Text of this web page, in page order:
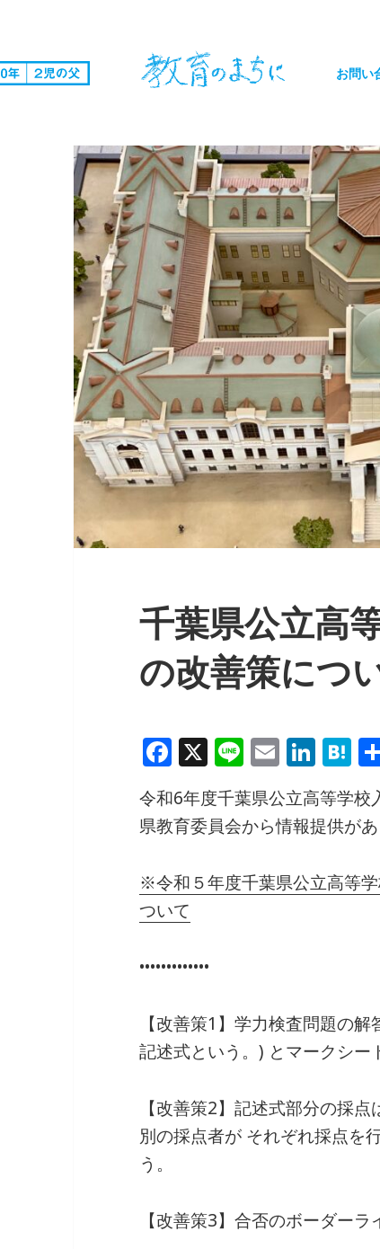
お問い
千葉県公立高
の改善策につ
F
c
e
b
o
o
X Li
n
e
E
m
ai
l
Li
n
k
e
dI
n
H
at
e
n
a
令和6年度千葉県公立高等学
県教育委員会から情報提供が
※令和５年度千葉県公立高等
ついて
•••••••••••••
【改善策1】学力検査問題の
記述式という。) とマークシー
【改善策2】記述式部分の採
別の採点者が それぞれ採点を
う。
【改善策3】合否のボーダー